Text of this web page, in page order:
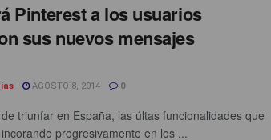
Pinterest a los usuarios
sus nuevos mensajes
AGOSTO 8, 2014 0
triunfar en España, las últas funcionalidades que
progresivamente en los ...